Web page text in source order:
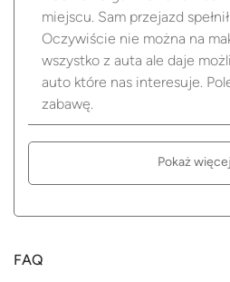
miejscu. Sam przejazd
Oczywiście nie można na
wszystko z auta ale daje
auto które nas interesuje.
zabawę.
Pokaż więcej
FAQ